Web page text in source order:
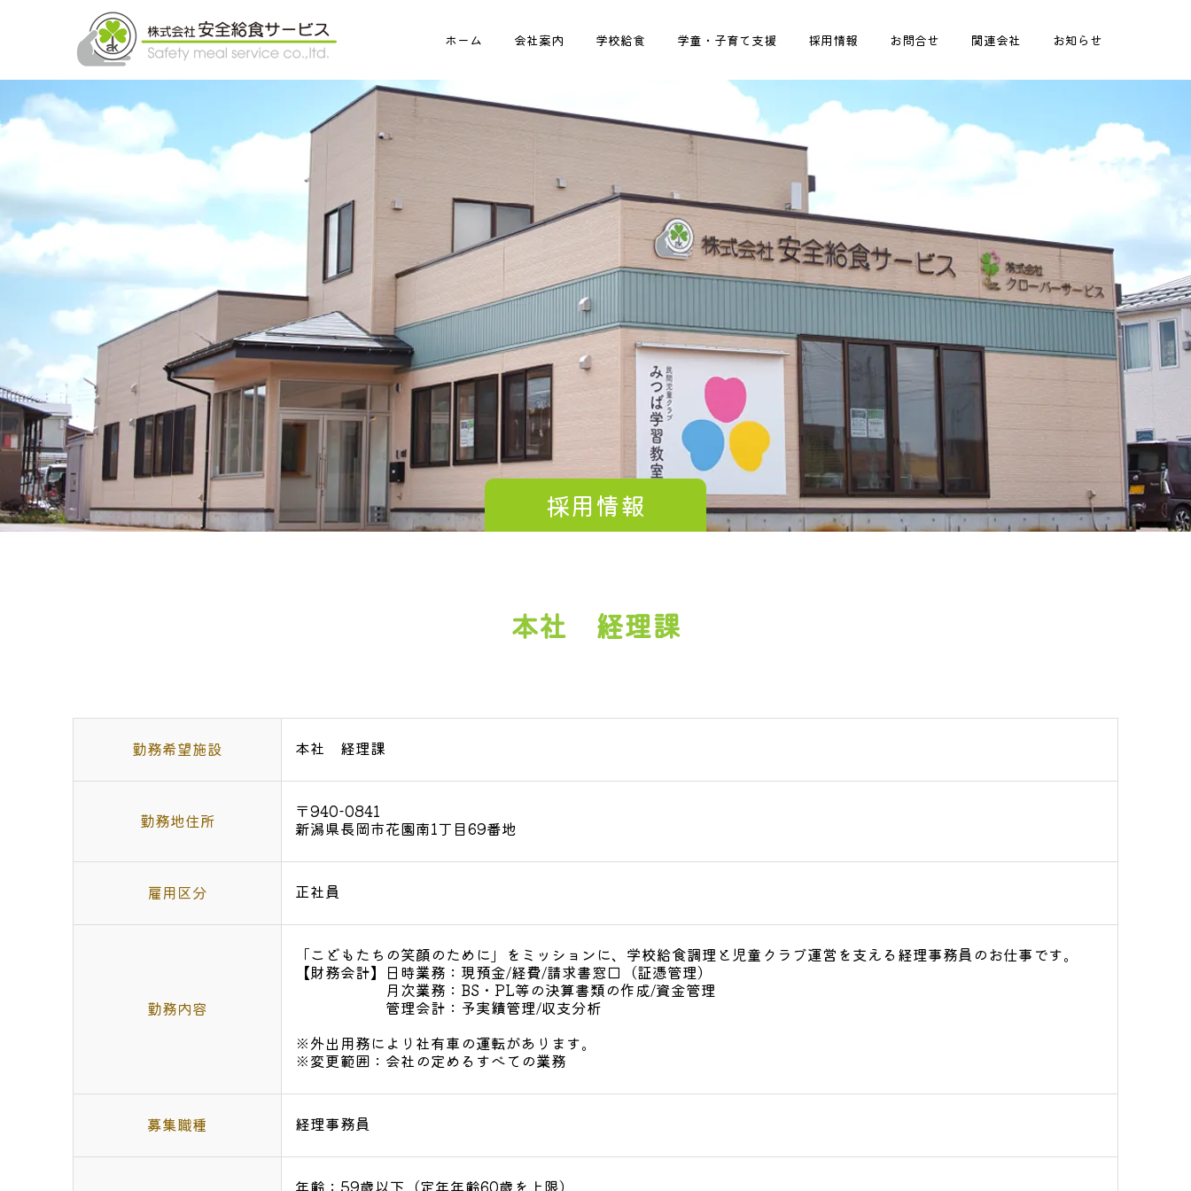
ホーム 会社案内 学校給食 学童・子育て支援 採用情報 お問合せ 関連会社 お知らせ
採用情報
本社 経理課
勤務希望施設 本社 経理課
勤務地住所
〒940-0841
新潟県長岡市花園南1丁目69番地
雇用区分 正社員
勤務内容
「こどもたちの笑顔のために」をミッションに、学校給食調理と児童クラブ運営を支える経理事務員のお仕事です。
【財務会計】日時業務：現預金/経費/請求書窓口（証憑管理）
月次業務：BS・PL等の決算書類の作成/資金管理
管理会計：予実績管理/収支分析
※外出用務により社有車の運転があります。
※変更範囲：会社の定めるすべての業務
募集職種 経理事務員
年齢：59歳以下（定年年齢60歳を上限）